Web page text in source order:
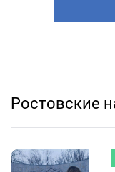
Ростовские